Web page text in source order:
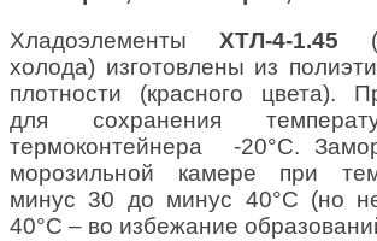
Хладоэлементы ХТЛ-4-1.45
холода) изготовлены из
плотности (красного цвета).
для сохранения
термоконтейнера -20°С.
морозильной камере при
минус 30 до минус 40°С (но
40°С – во избежание